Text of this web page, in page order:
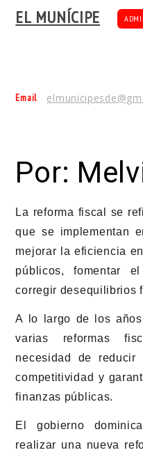
EL MUNÍCIPE
Email
Por:
La reforma fiscal se
que se implementan
mejorar la eficiencia
públicos, fomentar
corregir desequilibrios
A lo largo de los
varias reformas
necesidad de
competitividad y
finanzas públicas.
El gobierno
realizar una nueva